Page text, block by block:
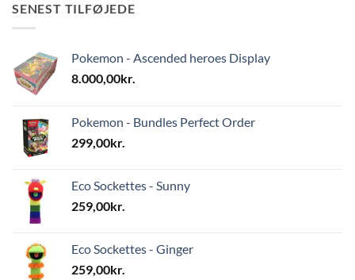
SENEST TILFØJEDE
Pokemon - Ascended heroes Display
8.000,00kr.
Pokemon - Bundles Perfect Order
299,00kr.
Eco Sockettes - Sunny
259,00kr.
Eco Sockettes - Ginger
259,00kr.